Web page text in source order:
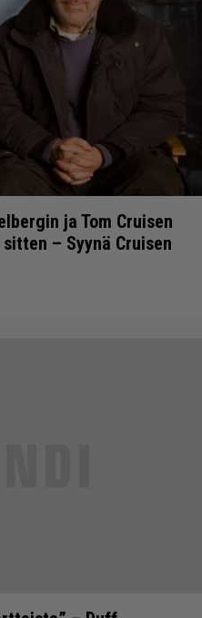
ja Tom Cruisen
– Syynä Cruisen